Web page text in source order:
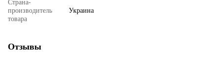
Страна-
производитель
товара
Украина
Отзывы